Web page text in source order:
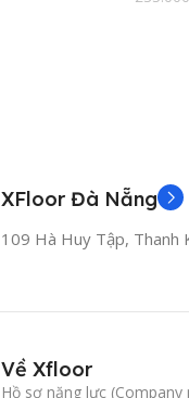
XFloor Đà Nẵng
109 Hà Huy Tập, Thanh
Về Xfloor
Hồ sơ năng lực (Company